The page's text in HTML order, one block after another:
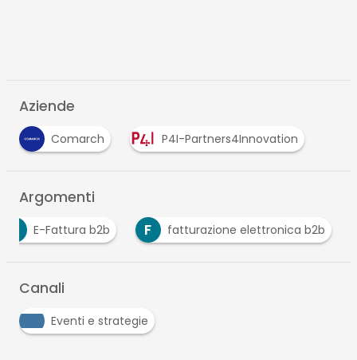
Aziende
Comarch P4I-Partners4Innovation
Argomenti
E-Fattura b2b F fatturazione elettronica b2b
Canali
Eventi e strategie